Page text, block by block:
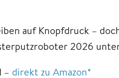
auf Knopfdruck –
2026
– direkt zu Amazon*